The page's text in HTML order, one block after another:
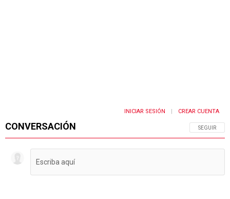
CONVERSACIÓN SIGA ESTA
SEGUIR
INICIAR SESIÓN CREAR CUENTA